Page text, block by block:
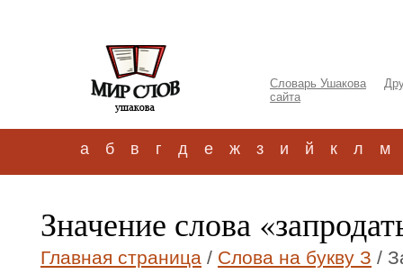
Словарь Ушакова
сайта
а б в г д е ж з и й к л м
Значение слова
Главная страница / Слова на букву З /